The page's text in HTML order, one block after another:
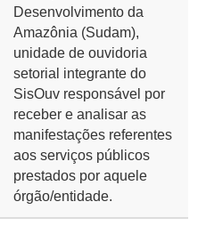
Desenvolvimento da
Amazônia (Sudam),
unidade de ouvidoria
setorial integrante do
SisOuv responsável por
receber e analisar as
manifestações referentes
aos serviços públicos
prestados por aquele
órgão/entidade.